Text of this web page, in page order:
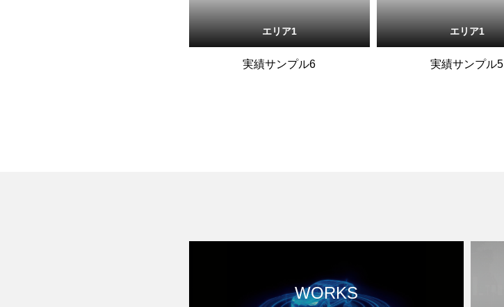
エリア1
実績サンプル6
エリア1
実績サンプル5
WORKS